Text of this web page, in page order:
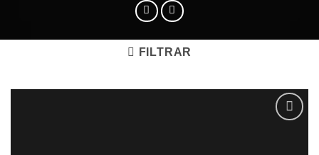
FILTRAR